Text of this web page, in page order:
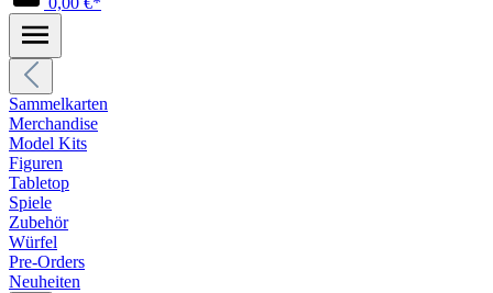
Sammelkarten
Merchandise
Model Kits
Figuren
Tabletop
Spiele
Zubehör
Würfel
Pre-Orders
Neuheiten